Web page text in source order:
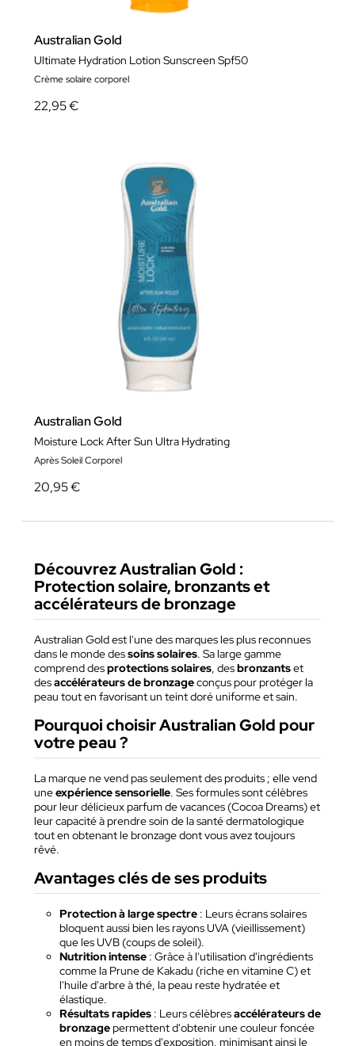
Australian Gold
Ultimate Hydration Lotion Sunscreen Spf50
Crème solaire corporel
22,95 €
Australian Gold
Moisture Lock After Sun Ultra Hydrating
Après Soleil Corporel
20,95 €
Découvrez Australian Gold :
Protection solaire, bronzants et
accélérateurs de bronzage
Australian Gold est l'une des marques les plus reconnues
dans le monde dessoins solaires. Sa large gamme
comprend desprotections solaires, desbronzantset
desaccélérateurs de bronzageconçus pour protéger la
peau tout en favorisant un teint doré uniforme et sain.
Pourquoi choisir Australian Gold pour
votre peau ?
La marque ne vend pas seulement des produits ; elle vend
uneexpérience sensorielle. Ses formules sont célèbres
pour leur délicieux parfum de vacances (Cocoa Dreams) et
leur capacité à prendre soin de la santé dermatologique
tout en obtenant le bronzage dont vous avez toujours
rêvé.
Avantages clés de ses produits
Protection à large spectre : Leurs écrans solaires
bloquent aussi bien les rayons UVA (vieillissement)
que les UVB (coups de soleil).
Nutrition intense : Grâce à l'utilisation d'ingrédients
comme la Prune de Kakadu (riche en vitamine C) et
l'huile d'arbre à thé, la peau reste hydratée et
élastique.
Résultats rapides : Leurs célèbresaccélérateurs de
bronzagepermettent d'obtenir une couleur foncée
en moins de temps d'exposition, minimisant ainsi le